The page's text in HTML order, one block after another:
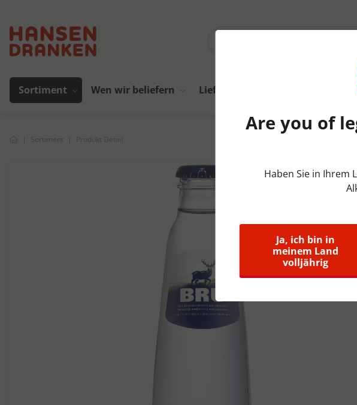
Sortiment Wen wir beliefern Lieferanten
Sortiment Produkt Detail
Are you of
Haben Sie in Ihrem
Ja, ich bin in
meinem Land
volljährig